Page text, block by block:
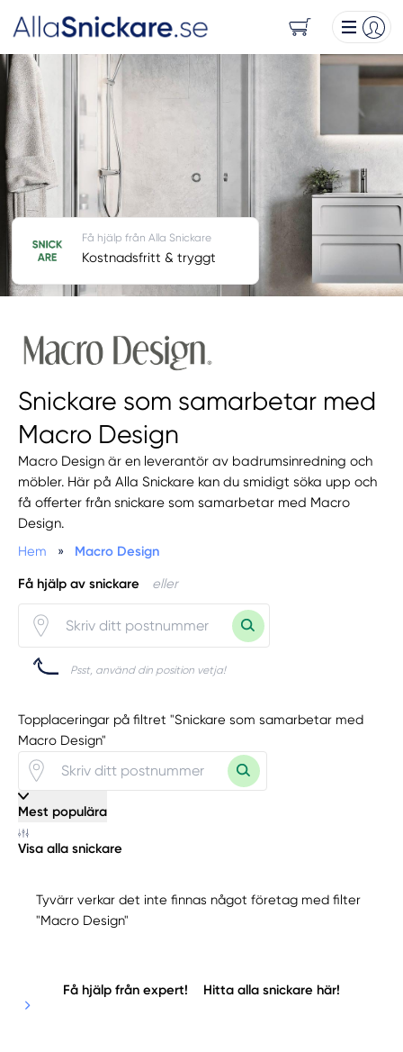
Snickare som samarbetar med
Macro Design
Macro Design är en leverantör av badrumsinredning och
möbler. Här på Alla Snickare kan du smidigt söka upp och
få offerter från snickare som samarbetar med Macro
Design.
Hem
» Macro Design
Få hjälp av snickare eller
Psst, använd din position vetja!
Få hjälp från Alla Snickare
Kostnadsfritt & tryggt
Topplaceringar på filtret "Snickare som samarbetar med
Macro Design"
Mest populära
Visa alla snickare
Tyvärr verkar det inte finnas något företag med filter
"Macro Design"
Få hjälp från expert! Hitta alla snickare här!